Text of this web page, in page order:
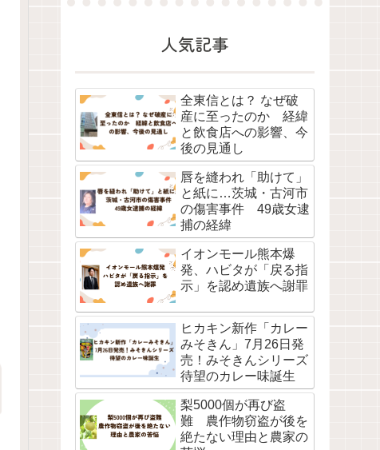
人気記事
全東信とは？ なぜ破
産に至ったのか 経緯
と飲食店への影響、今
後の見通し
唇を縫われ「助けて」
と紙に…茨城・古河市
の傷害事件 49歳女逮
捕の経緯
イオンモール熊本爆
発、ハビタが「戻る指
示」を認め遺族へ謝罪
ヒカキン新作「カレー
みそきん」7月26日発
売！みそきんシリーズ
待望のカレー味誕生
梨5000個が再び盗
難 農作物窃盗が後を
絶たない理由と農家の